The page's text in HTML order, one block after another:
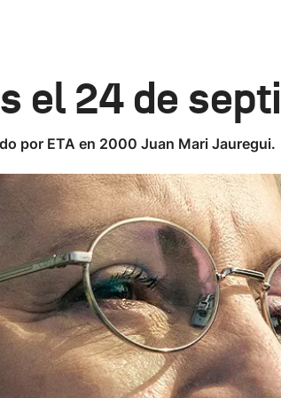
el 24 de
por ETA en 2000 Juan Mari Jauregui.